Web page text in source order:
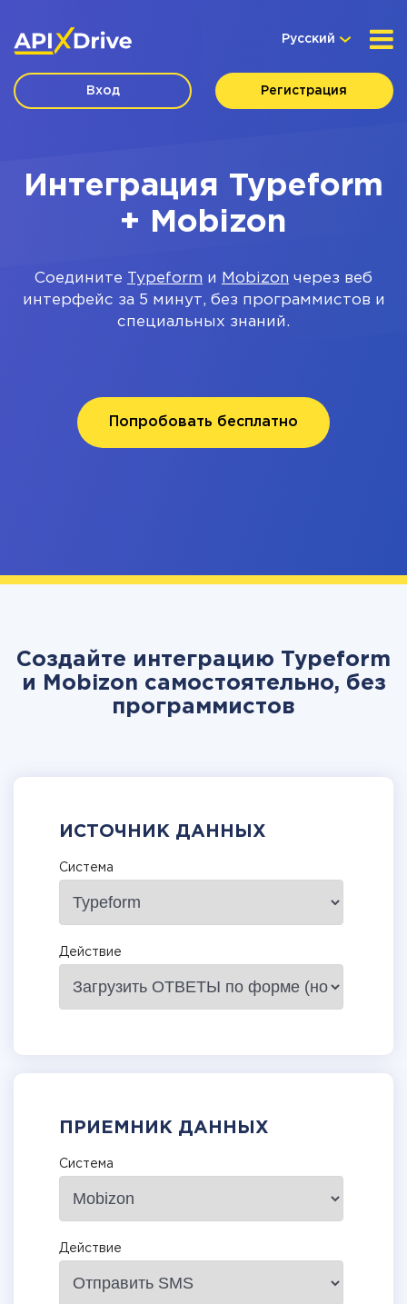
Русский
Вход Регистрация
Интеграция Typeform
+ Mobizon
Соедините Typeform и Mobizon через веб
интерфейс за 5 минут, без программистов и
специальных знаний.
Попробовать бесплатно
Создайте интеграцию Typeform
и Mobizon самостоятельно, без
программистов
ИСТОЧНИК ДАННЫХ
Система
Действие
ПРИЕМНИК ДАННЫХ
Система
Действие